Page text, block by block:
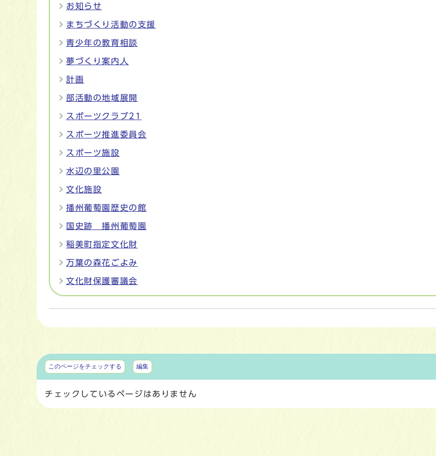
お知らせ
まちづくり活動の支援
青少年の教育相談
夢づくり案内人
計画
部活動の地域展開
スポーツクラブ21
スポーツ推進委員会
スポーツ施設
水辺の里公園
文化施設
播州葡萄園歴史の館
国史跡 播州葡萄園
稲美町指定文化財
万葉の森花ごよみ
文化財保護審議会
マイページ
このページをチェックする 編集
チェックしているページはありません